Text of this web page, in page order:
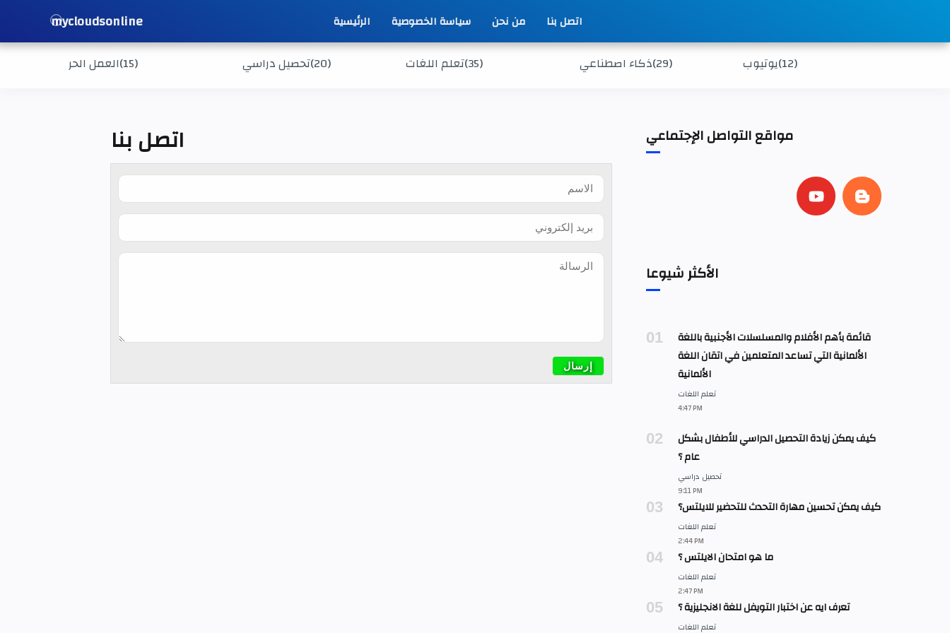
mycloudsonline الرئيسية سياسة الخصوصية من نحن اتصل بنا
العمل الحر(15) تحصيل دراسي(20) تعلم اللغات(35) ذكاء اصطناعي(29) يوتيوب(12)
اتصل بنا مواقع التواصل الإجتماعي
الأكثر شيوعا
قائمة بأهم الأفلام والمسلسلات الأجنبية باللغة
الألمانية التي تساعد المتعلمين في اتقان اللغة
الألمانية
كيف يمكن زيادة التحصيل الدراسي للأطفال بشكل
عام ؟
كيف يمكن تحسين مهارة التحدث للتحضير للايلتس؟
ما هو امتحان الايلتس ؟
تعرف ايه عن اختبار التويفل للغة الانجليزية ؟